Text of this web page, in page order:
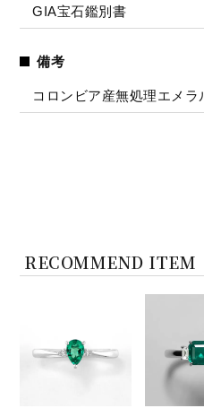
GIA宝石鑑別書
備考
コロンビア産無処理エメラ
RECOMMEND ITEM